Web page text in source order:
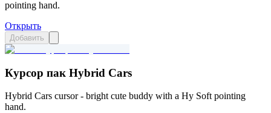
pointing hand.
Открыть
Добавить
Курсор пак Hybrid Cars
Hybrid Cars cursor - bright cute buddy with a Hy Soft pointing
hand.